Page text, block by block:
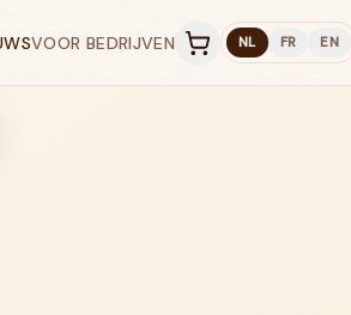
VOOR BEDRIJVEN NL FR EN